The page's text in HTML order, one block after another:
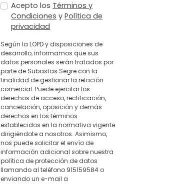
Acepto los Términos y
Condiciones yPolítica de
privacidad
Según la LOPD y disposiciones de
desarrollo, informamos que sus
datos personales serán tratados por
parte de Subastas Segre con la
finalidad de gestionar la relación
comercial. Puede ejercitar los
derechos de acceso, rectificación,
cancelación, oposición y demás
derechos en los términos
establecidos en la normativa vigente
dirigiéndote a nosotros. Asimismo,
nos puede solicitar el envío de
información adicional sobre nuestra
política de protección de datos
llamando al teléfono 915159584 o
enviando un e-mail a